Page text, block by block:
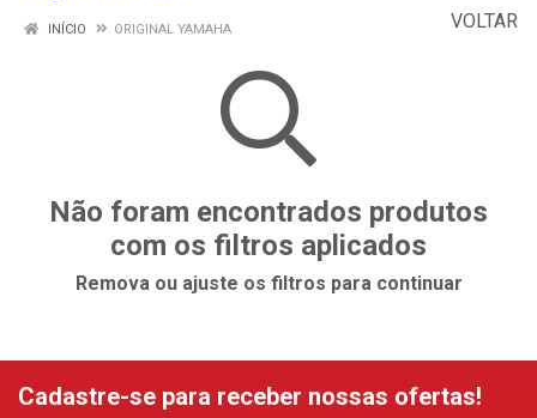
VOLTAR
INÍCIO ORIGINAL YAMAHA
Não foram encontrados produtos
com os filtros aplicados
Remova ou ajuste os filtros para continuar
Cadastre-se para receber nossas ofertas!